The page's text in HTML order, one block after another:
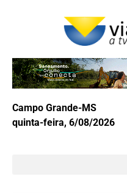
Campo Grande-MS
quinta-feira, 6/08/2026